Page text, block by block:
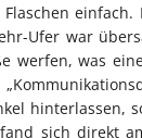
Ufer war
werfen, was
hinterlassen,
sich direkt